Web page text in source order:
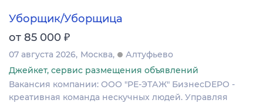
Уборщик/Уборщица
от 85 000 ₽
07 августа 2026 Москва
Алтуфьево
Джейкет, сервис размещения объявлений
Вакансия компании: ООО "РЕ-ЭТАЖ" БизнесDEPO -
креативная команда нескучных людей. Управляя